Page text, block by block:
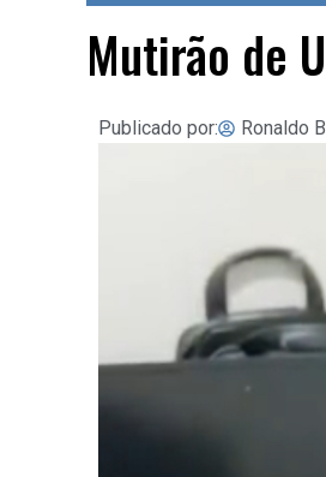
Mutirão de
Publicado por: Ronaldo